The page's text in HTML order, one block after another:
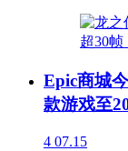
Epic商城
款游戏至
4 07.15